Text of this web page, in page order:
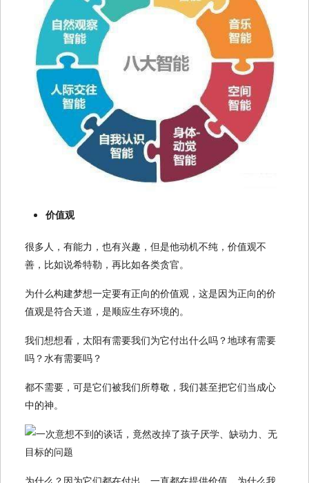
价值观
很多人，有能力，也有兴趣，但是他动机不纯，价值观不
善，比如说希特勒，再比如各类贪官。
为什么构建梦想一定要有正向的价值观，这是因为正向的价
值观是符合天道，是顺应生存环境的。
我们想想看，太阳有需要我们为它付出什么吗？地球有需要
吗？水有需要吗？
都不需要，可是它们被我们所尊敬，我们甚至把它们当成心
中的神。
为什么？因为它们都在付出，一直都在提供价值，为什么我